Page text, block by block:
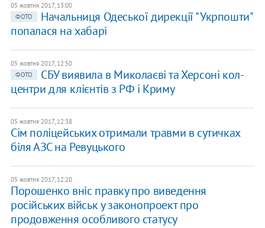
05 жовтня 2017, 13:00
ФОТО
Начальниця Одеської дирекції "Укрпошти"
попалася на хабарі
05 жовтня 2017, 12:50
ФОТО
СБУ виявила в Миколаєві та Херсоні кол-
центри для клієнтів з РФ і Криму
05 жовтня 2017, 12:38
Сім поліцейських отримали травми в сутичках
біля АЗС на Ревуцького
05 жовтня 2017, 12:20
Порошенко вніс правку про виведення
російських військ у законопроект про
продовження особливого статусу